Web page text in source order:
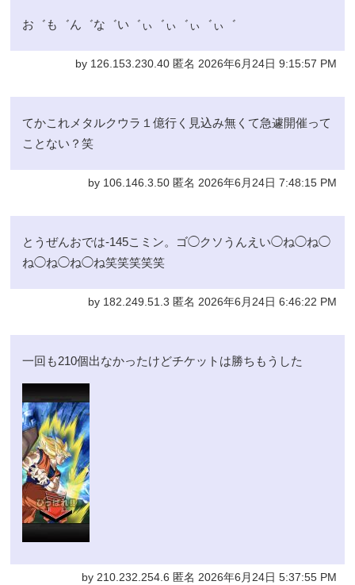
お゛も゛ん゛な゛い゛ぃ゛ぃ゛ぃ゛ぃ゛
by 126.153.230.40 匿名 2026年6月24日 9:15:57 PM
てかこれメタルクウラ１億行く見込み無くて急遽開催って
ことない？笑
by 106.146.3.50 匿名 2026年6月24日 7:48:15 PM
とうぜんおでは-145こミン。ゴ◯クソうんえい◯ね◯ね◯
ね◯ね◯ね◯ね笑笑笑笑笑
by 182.249.51.3 匿名 2026年6月24日 6:46:22 PM
一回も210個出なかったけどチケットは勝ちもうした
by 210.232.254.6 匿名 2026年6月24日 5:37:55 PM